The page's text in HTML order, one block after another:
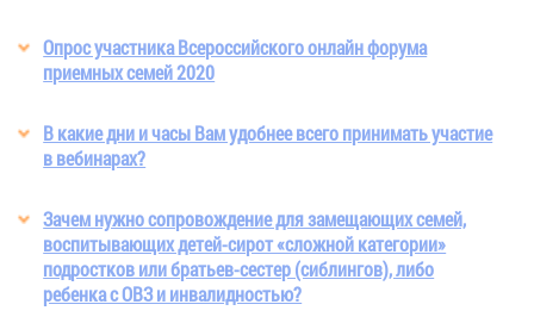
Опрос участника Всероссийского онлайн форума
приемных семей 2020
В какие дни и часы Вам удобнее всего принимать участие
в вебинарах?
Зачем нужно сопровождение для замещающих семей,
воспитывающих детей-сирот «сложной категории»
подростков или братьев-сестер (сиблингов), либо
ребенка с ОВЗ и инвалидностью?